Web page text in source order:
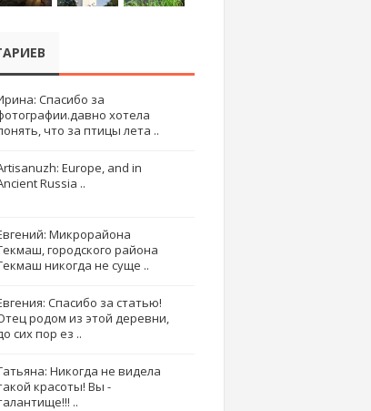
Спасибо за
хотела
что за птицы лета ..
Europe, and in
Russia ..
Микрорайона
городского района
никогда не суще ..
Спасибо за статью!
родом из этой деревни,
сих пор ез ..
Никогда не видела
красоты! Вы -
..